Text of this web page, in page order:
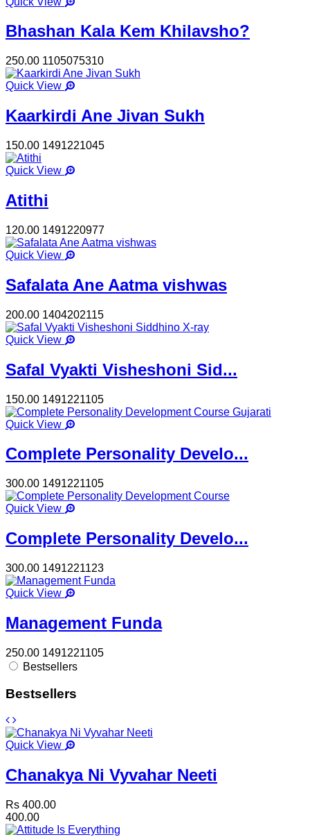
Bhashan Kala Kem Khilavsho?
250.00 1105075310
Quick View
Kaarkirdi Ane Jivan Sukh
150.00 1491221045
Quick View
Atithi
120.00 1491220977
Quick View
Safalata Ane Aatma vishwas
200.00 1404202115
Quick View
Safal Vyakti Visheshoni Sid...
150.00 1491221105
Quick View
Complete Personality Develo...
300.00 1491221105
Quick View
Complete Personality Develo...
300.00 1491221123
Quick View
Management Funda
250.00 1491221105
Bestsellers
Bestsellers
Quick View
Chanakya Ni Vyvahar Neeti
Rs 400.00
400.00